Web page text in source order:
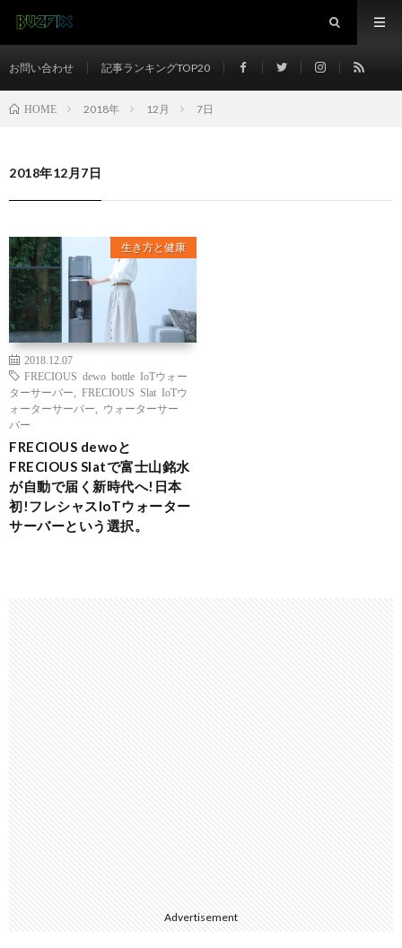
お問い合わせ 記事ランキングTOP20
HOME 2018年 12月 7日
2018年12月7日
生き方と健康
2018.12.07
FRECIOUS dewo bottle IoTウォー
ターサーバー
FRECIOUS Slat IoTウ
ォーターサーバー
ウォーターサー
バー
FRECIOUS dewoと
FRECIOUS Slatで富士山銘水
が自動で届く新時代へ!日本
初!フレシャスIoTウォーター
サーバーという選択。
Advertisement